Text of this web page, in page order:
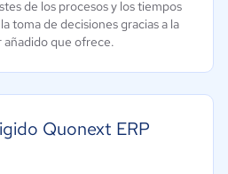
de los procesos y los tiempos
toma de decisiones gracias a la
que ofrece.
Quonext ERP